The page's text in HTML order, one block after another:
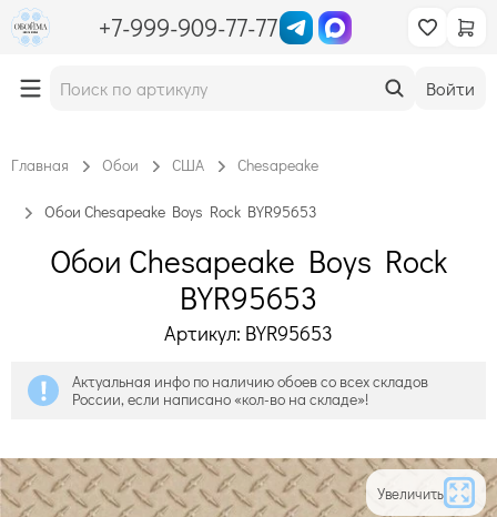
+7-999-909-77-77
Войти
Главная Обои США Chesapeake
Обои Chesapeake Boys Rock BYR95653
Обои Chesapeake Boys Rock
BYR95653
Артикул: BYR95653
Актуальная инфо по наличию обоев со всех складов
России, если написано «кол-во на складе»!
Увеличить